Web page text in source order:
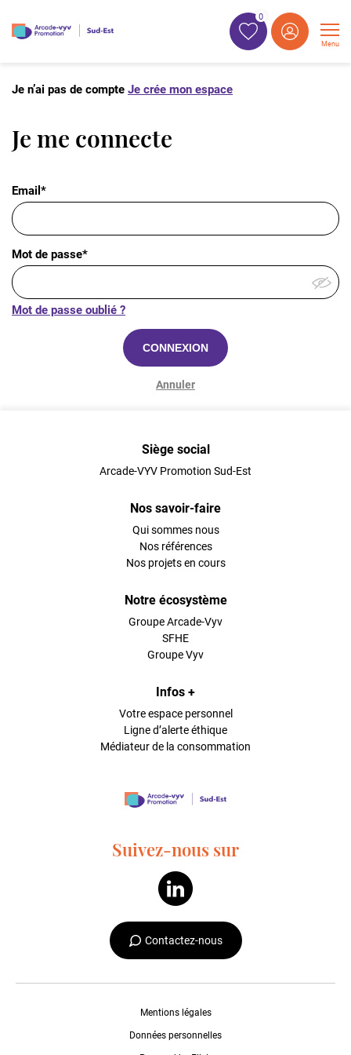
0
Menu
Je n’ai pas de compte Je crée mon espace
Je me connecte
Email*
Mot de passe*
Mot de passe oublié ?
CONNEXION
Annuler
Siège social
Arcade-VYV Promotion Sud-Est
Nos savoir-faire
Qui sommes nous
Nos références
Nos projets en cours
Notre écosystème
Groupe Arcade-Vyv
SFHE
Groupe Vyv
Infos +
Votre espace personnel
Ligne d’alerte éthique
Médiateur de la consommation
Suivez-nous sur
Contactez-nous
Mentions légales
Données personnelles